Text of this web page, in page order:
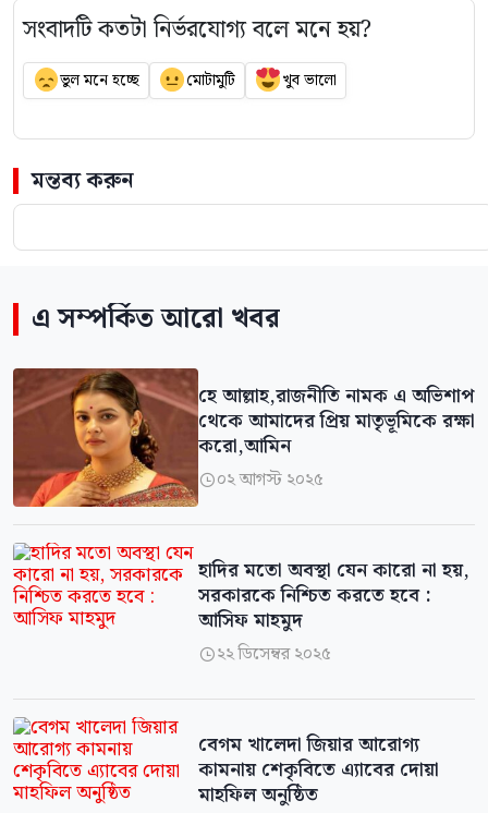
সংবাদটি কতটা নির্ভরযোগ্য বলে মনে হয়?
ভুল মনে হচ্ছে মোটামুটি খুব ভালো
মন্তব্য করুন
এ সম্পর্কিত আরো খবর
হে আল্লাহ,রাজনীতি নামক এ অভিশাপ
থেকে আমাদের প্রিয় মাতৃভূমিকে রক্ষা
করো,আমিন
০২ আগস্ট ২০২৫
হাদির মতো অবস্থা যেন কারো না হয়,
সরকারকে নিশ্চিত করতে হবে :
আসিফ মাহমুদ
২২ ডিসেম্বর ২০২৫
বেগম খালেদা জিয়ার আরোগ্য
কামনায় শেকৃবিতে এ্যাবের দোয়া
মাহফিল অনুষ্ঠিত